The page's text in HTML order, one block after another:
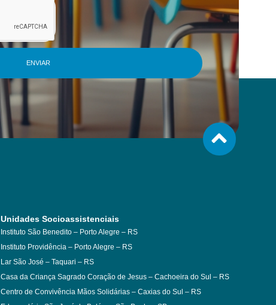
ENVIAR
Unidades Socioassistenciais
Instituto São Benedito – Porto Alegre – RS
Instituto Providência – Porto Alegre – RS
Lar São José – Taquari – RS
Casa da Criança Sagrado Coração de Jesus – Cachoeira do Sul – RS
Centro de Convivência Mãos Solidárias – Caxias do Sul – RS